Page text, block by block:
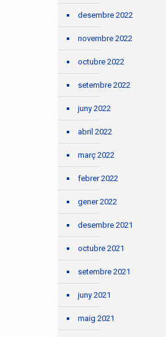
desembre 2022
novembre 2022
octubre 2022
setembre 2022
juny 2022
abril 2022
març 2022
febrer 2022
gener 2022
desembre 2021
octubre 2021
setembre 2021
juny 2021
maig 2021